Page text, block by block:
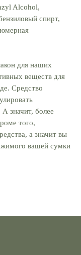
Alcohol,
спирт,
для наших
веществ для
Средство
значит, более
того,
а значит вы
вашей сумки